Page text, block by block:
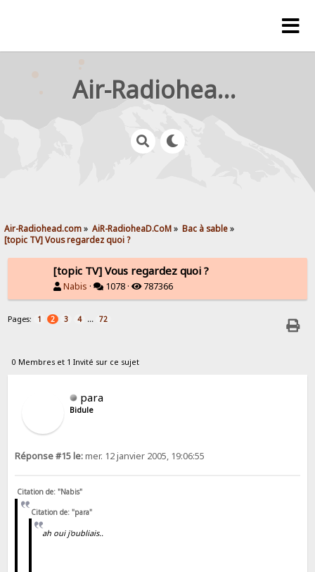
Air-Radiohead.com
Air-Radiohead.com» AiR-RadioheaD.CoM» Bac à sable»
[topic TV] Vous regardez quoi ?
[topic TV] Vous regardez quoi ?
Nabis · 1078 · 787366
Pages: 1 2 3 4 ... 72
0 Membres et 1 Invité sur ce sujet
para
Bidule
Réponse #15 le:mer. 12 janvier 2005, 19:06:55
Citation de: "Nabis"
Citation de: "para"
ah oui j'oubliais..